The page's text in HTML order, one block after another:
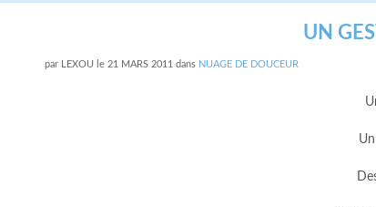
UN
par LEXOU le 21 MARS 2011 dans NUAGE DE DOUCEUR